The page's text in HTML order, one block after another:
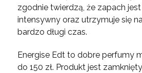
zgodnie twierdzą, że zapach
intensywny oraz utrzymuje się
bardzo długi czas.
Energise Edt to dobre perfumy
do 150 zł. Produkt jest